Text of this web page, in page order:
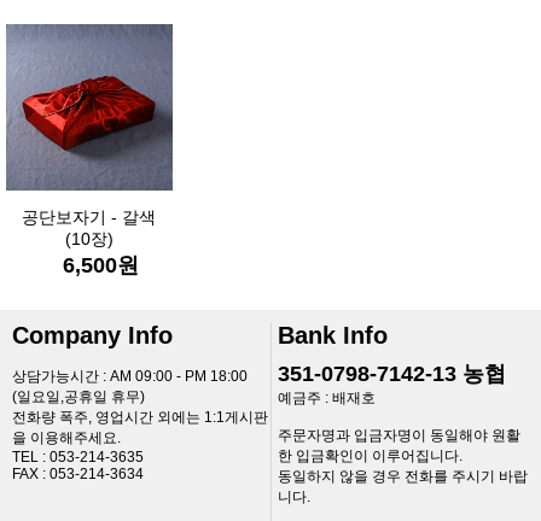
공단보자기 - 갈색
(10장)
6,500원
Company Info
상담가능시간 : AM 09:00 - PM 18:00
(일요일,공휴일 휴무)
전화량 폭주, 영업시간 외에는 1:1게시판
을 이용해주세요.
TEL : 053-214-3635
FAX : 053-214-3634
Bank Info
351-0798-7142-13 농협
예금주 : 배재호
주문자명과 입금자명이 동일해야 원활
한 입금확인이 이루어집니다.
동일하지 않을 경우 전화를 주시기 바랍
니다.